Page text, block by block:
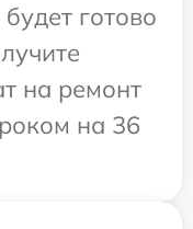
готово
на ремонт
на 36